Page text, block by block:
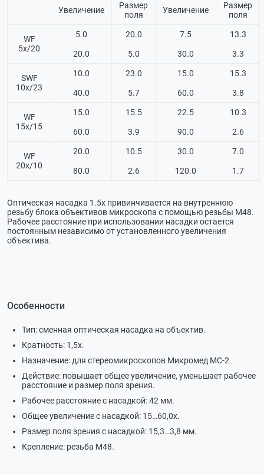
Увеличение
Размер
поля
Увеличение
Размер
поля
WF
5х/20
5.0 20.0 7.5 13.3
20.0 5.0 30.0 3.3
SWF
10х/23
10.0 23.0 15.0 15.3
40.0 5.7 60.0 3.8
WF
15х/15
15.0 15.5 22.5 10.3
60.0 3.9 90.0 2.6
WF
20х/10
20.0 10.5 30.0 7.0
80.0 2.6 120.0 1.7
Оптическая насадка 1.5х привинчивается на внутреннюю
резьбу блока объективов микроскопа с помощью резьбы М48.
Рабочее расстояние при использовании насадки остается
постоянным независимо от установленного увеличения
объектива.
Особенности
Тип: сменная оптическая насадка на объектив.
Кратность: 1,5х.
Назначение: для стереомикроскопов Микромед МС-2.
Действие: повышает общее увеличение, уменьшает рабочее
расстояние и размер поля зрения.
Рабочее расстояние с насадкой: 42 мм.
Общее увеличение с насадкой: 15…60,0х.
Размер поля зрения с насадкой: 15,3…3,8 мм.
Крепление: резьба М48.